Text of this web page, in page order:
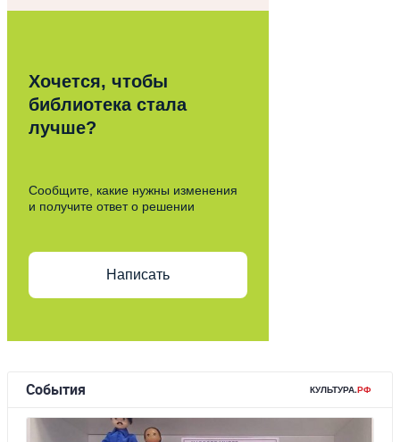
Хочется, чтобы
библиотека стала
лучше?
Сообщите, какие нужны изменения
и получите ответ о решении
Написать